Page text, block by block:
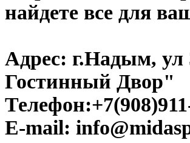
найдете все для
Адрес: г.Надым, ул
Гостинный Двор"
Телефон:
E-mail: